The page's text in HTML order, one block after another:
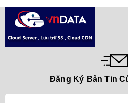
Đăng Ký Bản Tin